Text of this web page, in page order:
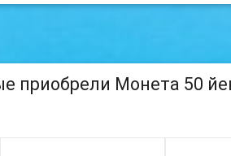
приобрели Монета 50